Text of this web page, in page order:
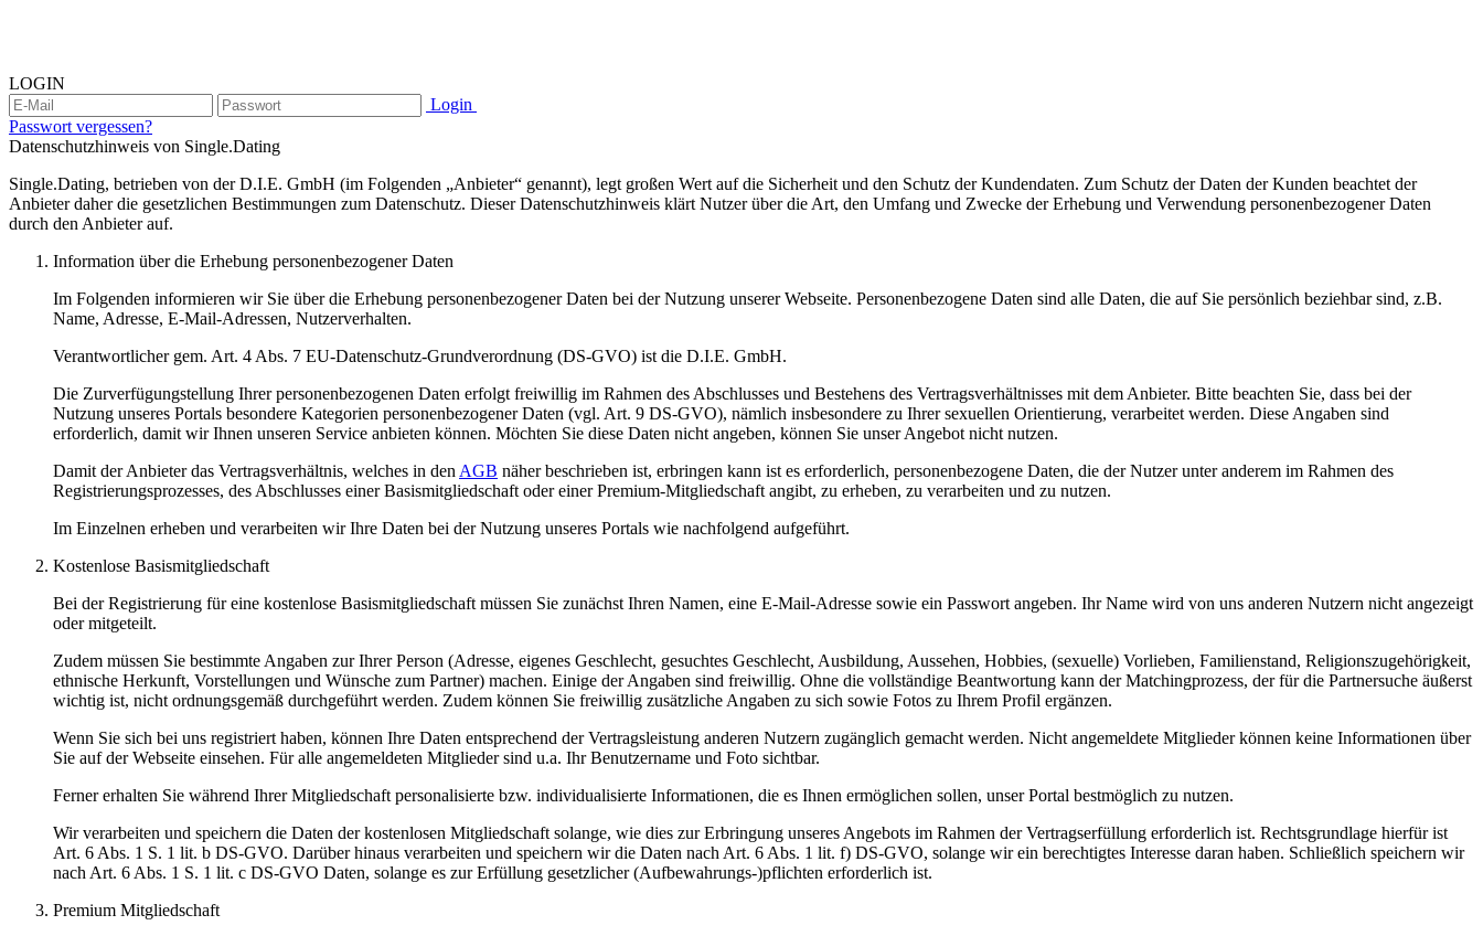
LOGIN
Login
Passwort vergessen?
Datenschutzhinweis von Single.Dating
Single.Dating, betrieben von der D.I.E. GmbH (im Folgenden „Anbieter“ genannt), legt großen Wert auf die Sicherheit und den Schutz der Kundendaten. Zum Schutz der Daten der Kunden beachtet der
Anbieter daher die gesetzlichen Bestimmungen zum Datenschutz. Dieser Datenschutzhinweis klärt Nutzer über die Art, den Umfang und Zwecke der Erhebung und Verwendung personenbezogener Daten
durch den Anbieter auf.
Information über die Erhebung personenbezogener Daten
Im Folgenden informieren wir Sie über die Erhebung personenbezogener Daten bei der Nutzung unserer Webseite. Personenbezogene Daten sind alle Daten, die auf Sie persönlich beziehbar sind, z.B.
Name, Adresse, E-Mail-Adressen, Nutzerverhalten.
Verantwortlicher gem. Art. 4 Abs. 7 EU-Datenschutz-Grundverordnung (DS-GVO) ist die D.I.E. GmbH.
Die Zurverfügungstellung Ihrer personenbezogenen Daten erfolgt freiwillig im Rahmen des Abschlusses und Bestehens des Vertragsverhältnisses mit dem Anbieter. Bitte beachten Sie, dass bei der
Nutzung unseres Portals besondere Kategorien personenbezogener Daten (vgl. Art. 9 DS-GVO), nämlich insbesondere zu Ihrer sexuellen Orientierung, verarbeitet werden. Diese Angaben sind
erforderlich, damit wir Ihnen unseren Service anbieten können. Möchten Sie diese Daten nicht angeben, können Sie unser Angebot nicht nutzen.
Damit der Anbieter das Vertragsverhältnis, welches in den AGB näher beschrieben ist, erbringen kann ist es erforderlich, personenbezogene Daten, die der Nutzer unter anderem im Rahmen des
Registrierungsprozesses, des Abschlusses einer Basismitgliedschaft oder einer Premium-Mitgliedschaft angibt, zu erheben, zu verarbeiten und zu nutzen.
Im Einzelnen erheben und verarbeiten wir Ihre Daten bei der Nutzung unseres Portals wie nachfolgend aufgeführt.
Kostenlose Basismitgliedschaft
Bei der Registrierung für eine kostenlose Basismitgliedschaft müssen Sie zunächst Ihren Namen, eine E-Mail-Adresse sowie ein Passwort angeben. Ihr Name wird von uns anderen Nutzern nicht angezeigt
oder mitgeteilt.
Zudem müssen Sie bestimmte Angaben zur Ihrer Person (Adresse, eigenes Geschlecht, gesuchtes Geschlecht, Ausbildung, Aussehen, Hobbies, (sexuelle) Vorlieben, Familienstand, Religionszugehörigkeit,
ethnische Herkunft, Vorstellungen und Wünsche zum Partner) machen. Einige der Angaben sind freiwillig. Ohne die vollständige Beantwortung kann der Matchingprozess, der für die Partnersuche äußerst
wichtig ist, nicht ordnungsgemäß durchgeführt werden. Zudem können Sie freiwillig zusätzliche Angaben zu sich sowie Fotos zu Ihrem Profil ergänzen.
Wenn Sie sich bei uns registriert haben, können Ihre Daten entsprechend der Vertragsleistung anderen Nutzern zugänglich gemacht werden. Nicht angemeldete Mitglieder können keine Informationen über
Sie auf der Webseite einsehen. Für alle angemeldeten Mitglieder sind u.a. Ihr Benutzername und Foto sichtbar.
Ferner erhalten Sie während Ihrer Mitgliedschaft personalisierte bzw. individualisierte Informationen, die es Ihnen ermöglichen sollen, unser Portal bestmöglich zu nutzen.
Wir verarbeiten und speichern die Daten der kostenlosen Mitgliedschaft solange, wie dies zur Erbringung unseres Angebots im Rahmen der Vertragserfüllung erforderlich ist. Rechtsgrundlage hierfür ist
Art. 6 Abs. 1 S. 1 lit. b DS-GVO. Darüber hinaus verarbeiten und speichern wir die Daten nach Art. 6 Abs. 1 lit. f) DS-GVO, solange wir ein berechtigtes Interesse daran haben. Schließlich speichern wir
nach Art. 6 Abs. 1 S. 1 lit. c DS-GVO Daten, solange es zur Erfüllung gesetzlicher (Aufbewahrungs-)pflichten erforderlich ist.
Premium Mitgliedschaft